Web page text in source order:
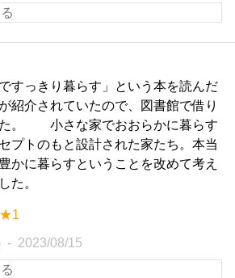
ですっきり暮らす」という本を読んだ
紹介されていたので、図書館で借り
。 小さな家でおおらかに暮らす
プトのもと設計された家たち。本当
かに暮らすということを改めて考え
た。
★1
2023/08/15